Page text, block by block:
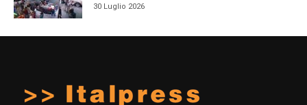
30 Luglio 2026